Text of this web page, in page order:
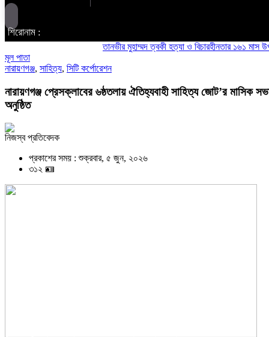
শিরোনাম :
তানভীর মুহাম্মদ ত্বকী হত্যা ও বিচারহীনতার ১৬১ মাস
মূল পাতা
নারায়ণগঞ্জ, সাহিত্য, সিটি কর্পোরেশন
নারায়ণগঞ্জ প্রেসক্লাবের ৬ষ্ঠতলায় ঐতিহ্যবাহী সাহিত্য জোট’র মাসিক
অনুষ্ঠিত
নিজস্ব প্রতিবেদক
প্রকাশের সময় : শুক্রবার, ৫ জুন, ২০২৬
৩১২ 🪪